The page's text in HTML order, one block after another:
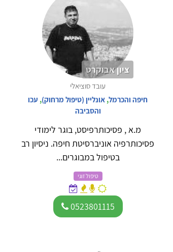
ציון אבוקרט
עובד סוציאלי
חיפה והכרמל, אונליין (טיפול מרחוק), עכו
והסביבה
מ.א , פסיכותרפיסט, בוגר לימודי
פסיכותרפיה אוניברסיטת חיפה. ניסיון רב
בטיפול במבוגרים...
טיפול זוגי
0523801115